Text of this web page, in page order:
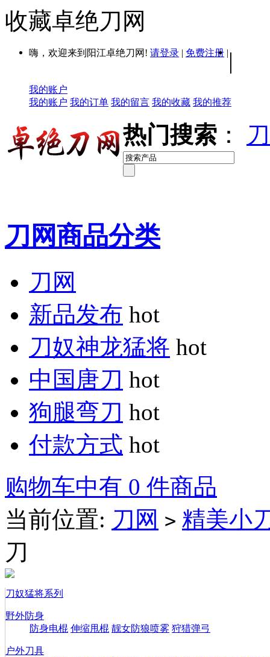
收藏卓绝刀网
嗨，欢迎来到阳江卓绝刀网! 请登录 | 免费注册 | |
我的账户
我的账户 我的订单 我的留言 我的收藏 我的推荐
热门搜索 ：
刀网商品分类
刀网
新品发布 hot
刀奴神龙猛将 hot
中国唐刀 hot
狗腿弯刀 hot
付款方式 hot
购物车中有 0 件商品
当前位置: 刀网 > 精美小
刀
刀奴猛将系列
野外防身
防身电棍 伸缩甩棍 靓女防狼喷雾 狩猎弹弓
户外刀具